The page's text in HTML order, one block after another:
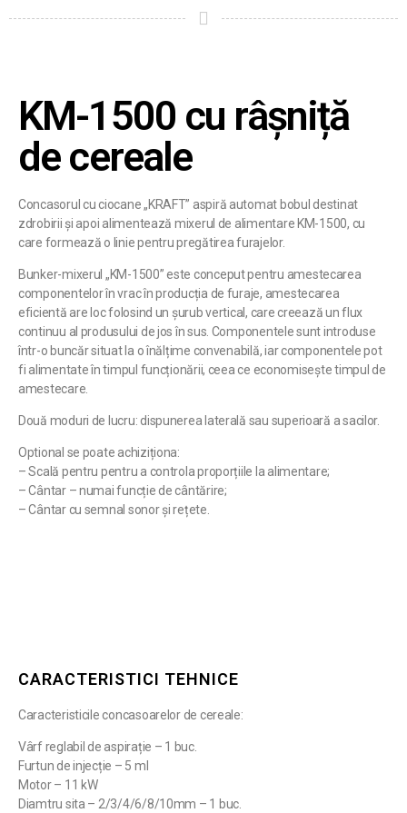
KM-1500 cu râșniță
de cereale
Concasorul cu ciocane „KRAFT” aspiră automat bobul destinat
zdrobirii și apoi alimentează mixerul de alimentare KM-1500, cu
care formează o linie pentru pregătirea furajelor.
Bunker-mixerul „KM-1500” este conceput pentru amestecarea
componentelor în vrac în producția de furaje, amestecarea
eficientă are loc folosind un șurub vertical, care creează un flux
continuu al produsului de jos în sus. Componentele sunt introduse
într-o buncăr situat la o înălțime convenabilă, iar componentele pot
fi alimentate în timpul funcționării, ceea ce economisește timpul de
amestecare.
Două moduri de lucru: dispunerea laterală sau superioară a sacilor.
Optional se poate achiziționa:
– Scală pentru pentru a controla proporțiile la alimentare;
– Cântar – numai funcție de cântărire;
– Cântar cu semnal sonor și rețete.
CARACTERISTICI TEHNICE
Caracteristicile concasoarelor de cereale:
Vârf reglabil de aspirație – 1 buc.
Furtun de injecție – 5 ml
Motor – 11 kW
Diamtru sita – 2/3/4/6/8/10mm – 1 buc.